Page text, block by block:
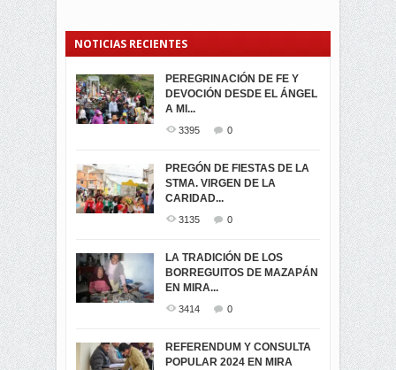
NOTICIAS RECIENTES
PEREGRINACIÓN DE FE Y
DEVOCIÓN DESDE EL ÁNGEL
A MI...
3395 0
PREGÓN DE FIESTAS DE LA
STMA. VIRGEN DE LA
CARIDAD...
3135 0
LA TRADICIÓN DE LOS
BORREGUITOS DE MAZAPÁN
EN MIRA...
3414 0
REFERENDUM Y CONSULTA
POPULAR 2024 EN MIRA
PROCESIÓN DE LA VIRGEN
DE LA CARIDAD 2024
3062
-ENCENDIDO DEL ARBOL DE
...
MIRA
3441
TRIUNFO DE...
SEGUNDA VUELTA
ELECCIONES
PRESIDENCIALES 2023 EN
M...
ELECCION CRUCIAL:
SEGUNDA VUELTA
PRESIDENCIAL EL 1...
VIRTUALES ASAMBLEISTAS
POR LA PROVINCIA DEL
CARCHI...
MIRA.EC FUE